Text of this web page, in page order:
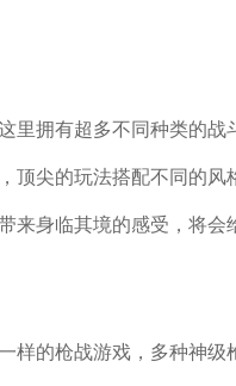
拥有超多不同种类的战
尖的玩法搭配不同的风
身临其境的感受，将会
的枪战游戏，多种神级